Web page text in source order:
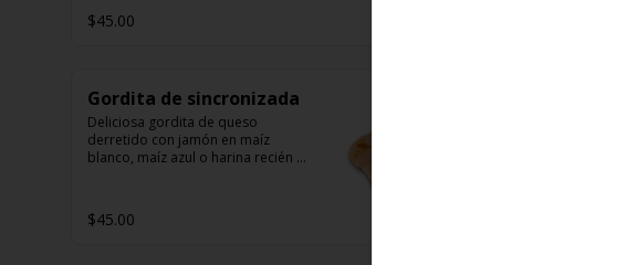
$45.00
Gordita de sincronizada
Deliciosa gordita de queso
derretido con jamón en maíz
blanco, maíz azul o harina recién
$45.00